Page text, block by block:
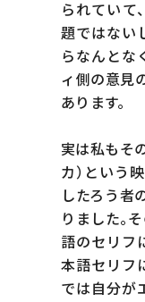
られていて
題ではない
らなんとな
ィ側の意見
あります。
実は私もそ
カ）という
したろう者
りました。
語のセリフ
本語セリフ
では自分が